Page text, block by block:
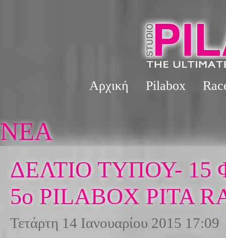
Αρχική Pilabox
NΈΑ
ΔΕΛΤΙΟ ΤΥΠΟΥ- 15
5ο PILABOX PITA
Τετάρτη 14 Ιανουαρίου 2015 17:09